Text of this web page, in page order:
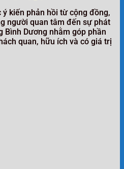
kiến phản hồi từ cộng đồng,
người quan tâm đến sự phát
Dương nhằm góp phần
quan, hữu ích và có giá trị